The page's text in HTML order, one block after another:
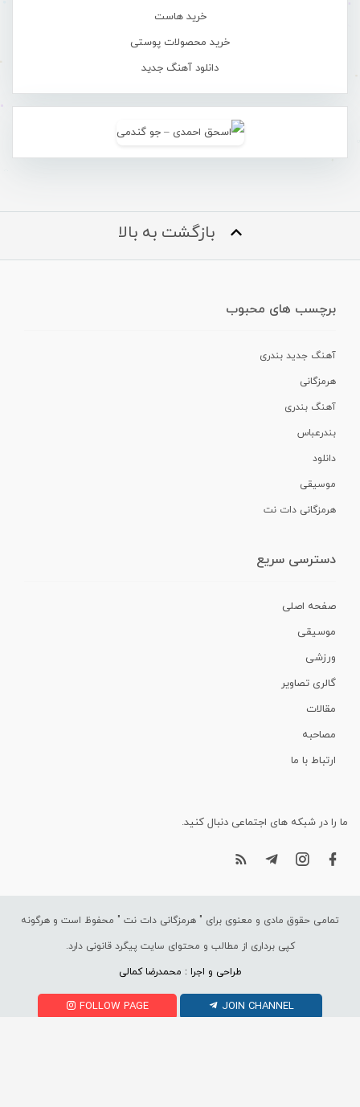
خرید هاست
خرید محصولات پوستی
دانلود آهنگ جدید
بازگشت به بالا
برچسب های محبوب
آهنگ جدید بندری
هرمزگانی
آهنگ بندری
بندرعباس
دانلود
موسیقی
هرمزگانی دات نت
دسترسی سریع
صفحه اصلی
موسیقی
ورزشی
گالری تصاویر
مقالات
مصاحبه
ارتباط با ما
ما را در شبکه های اجتماعی دنبال کنید.
تمامی حقوق مادی و معنوی برای " هرمزگانی دات نت " محفوظ است و هرگونه
کپی برداری از مطالب و محتوای سایت پیگرد قانونی دارد.
طراحی و اجرا : محمدرضا کمالی
FOLLOW PAGE JOIN CHANNEL